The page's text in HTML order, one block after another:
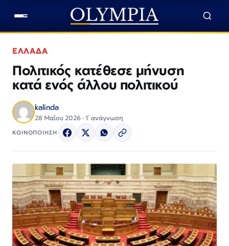
ΕΛΛΑΔΑ
Πολιτικός κατέθεσε μήνυση
κατά ενός άλλου πολιτικού
kalinda
28 Μαΐου 2026 · 1΄ ανάγνωση
ΚΟΙΝΟΠΟΙΗΣΗ